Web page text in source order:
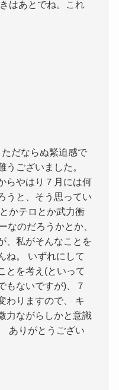
はあとでね。これ
だならぬ緊迫感で
ございました。
らやはり７月には何
うと、そう思ってい
かテロとか武力衝
なのだろうかとか、
、私がそんなことを
ね。 いずれにして
とを考え(といって
もないですが)、７
わりますので、 キ
力ながらしかと意識
ありがとうござい